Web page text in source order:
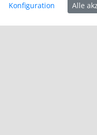
Allgemeine
Testkommune
Konfiguration Alle